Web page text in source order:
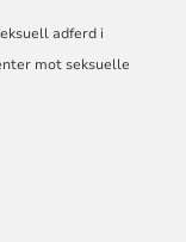
adferd i
mot seksuelle